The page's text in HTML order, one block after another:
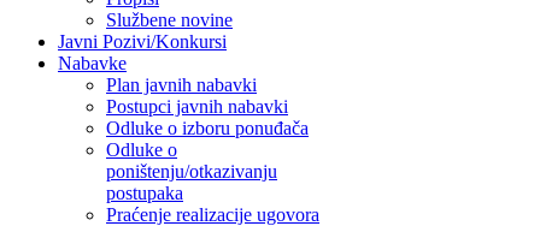
Službene novine
Javni Pozivi/Konkursi
Nabavke
Plan javnih nabavki
Postupci javnih nabavki
Odluke o izboru ponuđača
Odluke o
poništenju/otkazivanju
postupaka
Praćenje realizacije ugovora